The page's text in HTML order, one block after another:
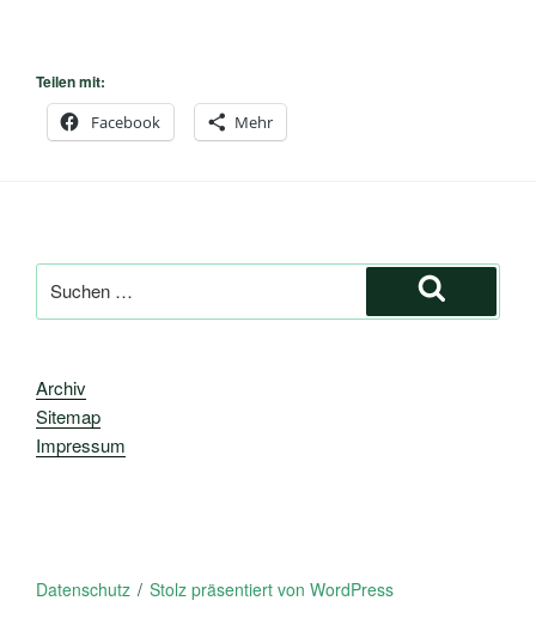
Teilen mit:
Facebook
Mehr
nach:
Suchen
Archiv
Sitemap
Impressum
Datenschutz Stolz präsentiert von WordPress